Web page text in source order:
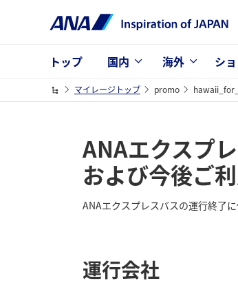
トップ 国内 海外 シ
マイレージトップ promo
ANAエクスプ
および今後ご
ANAエクスプレスバスの運行終了
運行会社